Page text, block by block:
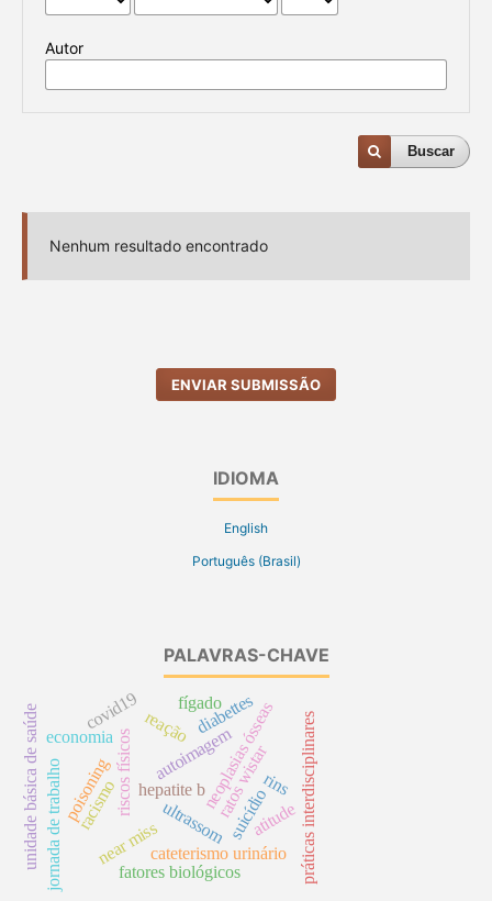
Autor
Buscar
Nenhum resultado encontrado
ENVIAR SUBMISSÃO
IDIOMA
English
Português (Brasil)
PALAVRAS-CHAVE
hepatite bneoplasias ósseas
poisoning ultrassom
cateterismo urinário
near miss
jornada de trabalho riscos físicos
unidade básica de saúde autoimagem
fatores biológicos práticas interdisciplinares
economia
suicídio
reaçãodiabettes
ratos wistar
fígado
rins
racismo atitude
covid19